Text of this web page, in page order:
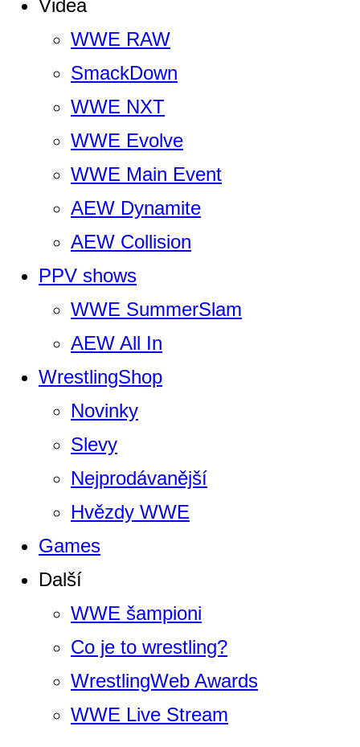
Videa
WWE RAW
SmackDown
WWE NXT
WWE Evolve
WWE Main Event
AEW Dynamite
AEW Collision
PPV shows
WWE SummerSlam
AEW All In
WrestlingShop
Novinky
Slevy
Nejprodávanější
Hvězdy WWE
Games
Další
WWE šampioni
Co je to wrestling?
WrestlingWeb Awards
WWE Live Stream